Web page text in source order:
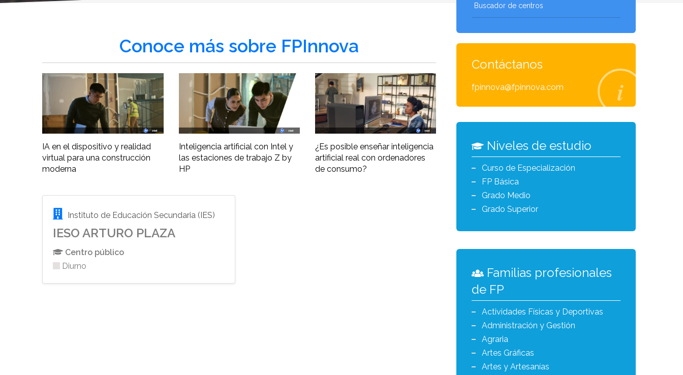
Conoce más sobre FPInnova
IA en el dispositivo y realidad
virtual para una construcción
moderna
Inteligencia artificial con Intel y
las estaciones de trabajo Z by
HP
¿Es posible enseñar inteligencia
artificial real con ordenadores
de consumo?
Instituto de Educación Secundaria (IES)
IESO ARTURO PLAZA
Centro público
Diurno
Buscador de centros
Contáctanos
fpinnova@fpinnova.com
Niveles de estudio
Curso de Especialización
FP Básica
Grado Medio
Grado Superior
Familias profesionales
de FP
Actividades Físicas y Deportivas
Administración y Gestión
Agraria
Artes Gráficas
Artes y Artesanías